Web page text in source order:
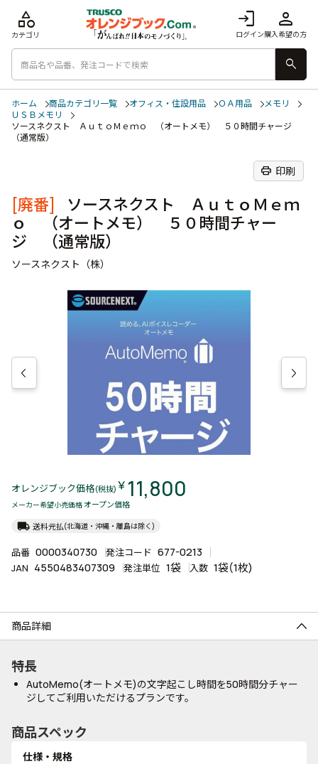
login
ログイン
person
購入希望の方
category
カテゴリ
search
ホーム 商品カテゴリ一覧 オフィス・住設用品 ＯＡ用品
メモリ
ＵＳＢメモリ
ソースネクスト ＡｕｔｏＭｅｍｏ （オートメモ） ５０時間チャージ
（通常版）
print 印刷
[廃番]
ソースネクスト ＡｕｔｏＭｅｍ
ｏ （オートメモ） ５０時間チャー
ジ （通常版）
ソースネクスト（株）
オレンジブック価格(税抜) ￥ 11,800
メーカー希望小売価格 オープン価格
local_shipping 送料元払(北海道・沖縄・離島は除く)
品番 0000340730 発注コード 677-0213
JAN 4550483407309 発注単位 1袋 入数 1袋(1枚)
商品詳細
特長
AutoMemo(オートメモ)の文字起こし時間を50時間分チャー
ジしてご利用いただけるプランです。
商品スペック
仕様・規格